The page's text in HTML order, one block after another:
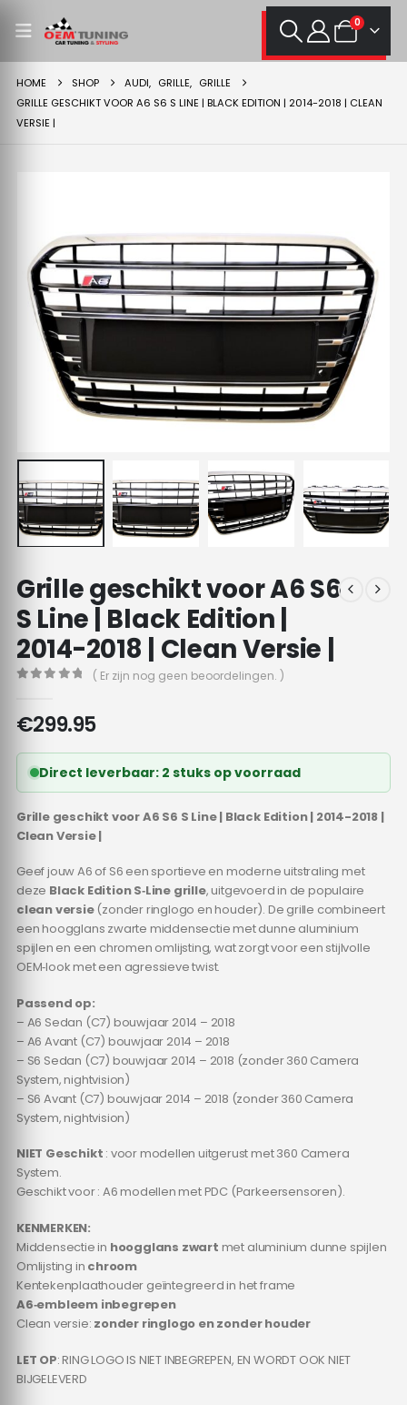
0
HOME SHOP AUDI, GRILLE, GRILLE
GRILLE GESCHIKT VOOR A6 S6 S LINE | BLACK EDITION | 2014-2018 | CLEAN
VERSIE |
Grille geschikt voor A6 S6
S Line | Black Edition |
2014-2018 | Clean Versie |
( Er zijn nog geen beoordelingen. )
€299.95
Direct leverbaar: 2 stuks op voorraad
Grille geschikt voor A6 S6 S Line | Black Edition | 2014-2018 |
Clean Versie |
Geef jouw A6 of S6 een sportieve en moderne uitstraling met
deze Black Edition S‑Line grille, uitgevoerd in de populaire
clean versie(zonder ringlogo en houder). De grille combineert
een hoogglans zwarte middensectie met dunne aluminium
spijlen en een chromen omlijsting, wat zorgt voor een stijlvolle
OEM‑look met een agressieve twist.
Passend op:
– A6 Sedan (C7) bouwjaar 2014 – 2018
– A6 Avant (C7) bouwjaar 2014 – 2018
– S6 Sedan (C7) bouwjaar 2014 – 2018 (zonder 360 Camera
System, nightvision)
– S6 Avant (C7) bouwjaar 2014 – 2018 (zonder 360 Camera
System, nightvision)
NIET Geschikt : voor modellen uitgerust met 360 Camera
System.
Geschikt voor : A6 modellen met PDC (Parkeersensoren).
KENMERKEN:
Middensectie in hoogglans zwart met aluminium dunne spijlen
Omlijsting in chroom
Kentekenplaathouder geïntegreerd in het frame
A6‑embleem inbegrepen
Clean versie: zonder ringlogo en zonder houder
LET OP: RING LOGO IS NIET INBEGREPEN, EN WORDT OOK NIET
BIJGELEVERD